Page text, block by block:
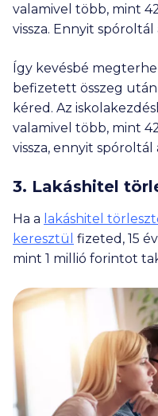
valamivel több, mint
vissza. Ennyit
Így kevésbé
befizetett összeg után
kéred. Az
valamivel több, mint
vissza, ennyit
3. Lakáshitel
Ha a lakáshitel
keresztül fizeted, 15
mint 1 millió forintot